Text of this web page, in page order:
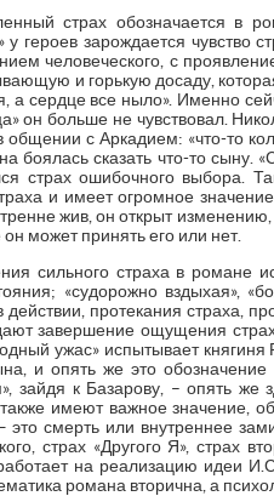
страх обозначается в
у героев зарождается чувство
человеческого, с
и горькую досаду,
а сердце все ныло». Именно
он больше не чувствовал.
с Аркадием: «что-то
боялась сказать что-то сыну.
страх ошибочного выбора.
и имеет огромное
жив, он открыт
может принять его или нет.
сильного страха в романе
«судорожно вздыхая»,
действии, протекания страха,
завершение ощущения
ужас» испытывает
и опять же это
зайдя к Базарову, – опять
имеют важное значение,
это смерть или внутреннее
страх «Другого Я», страх
на реализацию идеи
романа вторична, а